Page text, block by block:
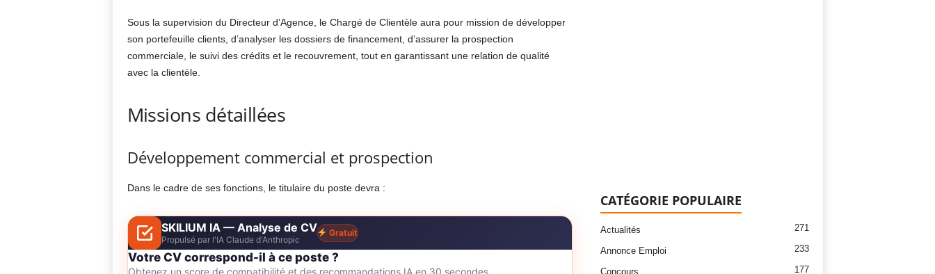
Sous la supervision du Directeur d’Agence, le Chargé de Clientèle aura pour mission de développer
son portefeuille clients, d’analyser les dossiers de financement, d’assurer la prospection
commerciale, le suivi des crédits et le recouvrement, tout en garantissant une relation de qualité
avec la clientèle.
Missions détaillées
Développement commercial et prospection
Dans le cadre de ses fonctions, le titulaire du poste devra :
SKILIUM IA — Analyse de CV
Propulsé par l'IA Claude d'Anthropic
Gratuit
Votre CV correspond-il à ce poste ?
Obtenez un score de compatibilité et des recommandations IA en 30 secondes
CATÉGORIE POPULAIRE
Actualités 271
Annonce Emploi 233
Concours 177